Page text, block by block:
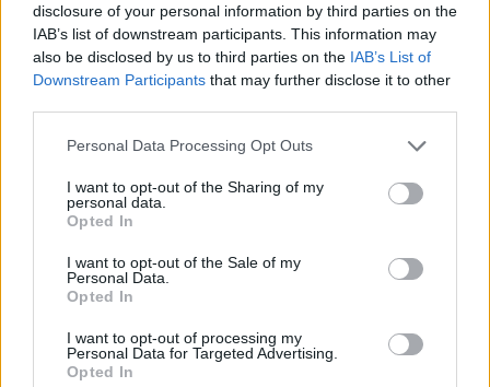
disclosure of your personal information by third parties on the
IAB’s list of downstream participants. This information may
also be disclosed by us to third parties on the IAB’s List of
Downstream Participants that may further disclose it to other
Please note that this website/app uses one or more Google
not limited to your visit or usage behaviour. You may click to
grant or deny consent to Google and its third-party tags to
use your data for below specified purposes in below Google
consent section.
Personal Data Processing Opt Outs
I want to opt-out of the Sharing of my
personal data.
Opted In
I want to opt-out of the Sale of my
Personal Data.
Opted In
I want to opt-out of processing my
Personal Data for Targeted Advertising.
Opted In